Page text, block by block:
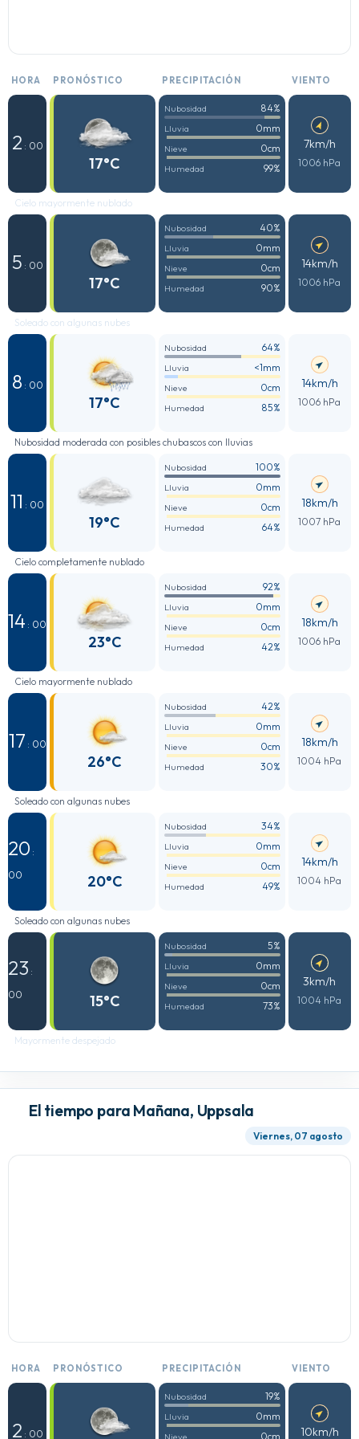
HORA PRONÓSTICO PRECIPITACIÓN VIENTO
2 : 00
17°C
Nubosidad 84%
Lluvia 0mm
Nieve 0cm
Humedad 99%
7km/h
1006 hPa
Cielo mayormente nublado
5 : 00
17°C
Nubosidad 40%
Lluvia 0mm
Nieve 0cm
Humedad 90%
14km/h
1006 hPa
Soleado con algunas nubes
8 : 00
17°C
Nubosidad 64%
Lluvia <1mm
Nieve 0cm
Humedad 85%
14km/h
1006 hPa
Nubosidad moderada con posibles chubascos con lluvias
11 : 00
19°C
Nubosidad 100%
Lluvia 0mm
Nieve 0cm
Humedad 64%
18km/h
1007 hPa
Cielo completamente nublado
14 : 00
23°C
Nubosidad 92%
Lluvia 0mm
Nieve 0cm
Humedad 42%
18km/h
1006 hPa
Cielo mayormente nublado
17 : 00
26°C
Nubosidad 42%
Lluvia 0mm
Nieve 0cm
Humedad 30%
18km/h
1004 hPa
Soleado con algunas nubes
20 :
00
20°C
Nubosidad 34%
Lluvia 0mm
Nieve 0cm
Humedad 49%
14km/h
1004 hPa
Soleado con algunas nubes
23 :
00
15°C
Nubosidad 5%
Lluvia 0mm
Nieve 0cm
Humedad 73%
3km/h
1004 hPa
Mayormente despejado
El tiempo para Mañana, Uppsala
Viernes, 07 agosto
HORA PRONÓSTICO PRECIPITACIÓN VIENTO
2 : 00
Nubosidad 19%
Lluvia 0mm
Nieve 0cm 10km/h